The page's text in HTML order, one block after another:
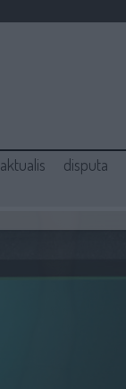
aktualis disputa